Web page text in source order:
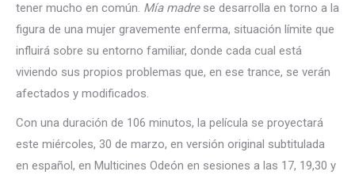
tener mucho en común. Mía madrese desarrolla en torno a la
figura de una mujer gravemente enferma, situación límite que
influirá sobre su entorno familiar, donde cada cual está
viviendo sus propios problemas que, en ese trance, se verán
afectados y modificados.
Con una duración de 106 minutos, la película se proyectará
este miércoles, 30 de marzo, en versión original subtitulada
en español, en Multicines Odeón en sesiones a las 17, 19,30 y